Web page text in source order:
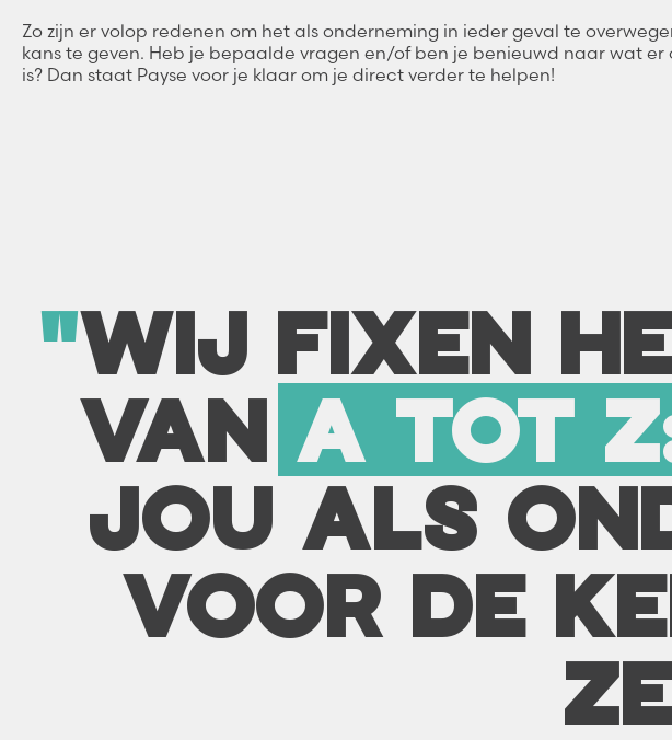
Zo zijn er volop redenen om het als onderneming in ieder geval te
kans te geven. Heb je bepaalde vragen en/of ben je benieuwd naar wat
is? Dan staat Payse voor je klaar om je direct verder te helpen!
"WIJ FIXEN
VAN A TOT
JOU ALS
VOOR DE